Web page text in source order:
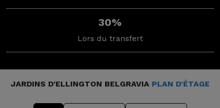
30%
Lors du transfert
JARDINS D'ELLINGTON BELGRAVIA PLAN D'ÉTAGE